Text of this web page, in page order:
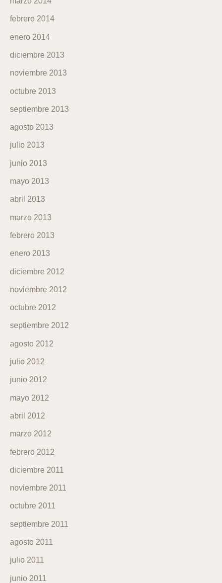
febrero 2014
enero 2014
diciembre 2013
noviembre 2013
octubre 2013
septiembre 2013
agosto 2013
julio 2013
junio 2013
mayo 2013
abril 2013
marzo 2013
febrero 2013
enero 2013
diciembre 2012
noviembre 2012
octubre 2012
septiembre 2012
agosto 2012
julio 2012
junio 2012
mayo 2012
abril 2012
marzo 2012
febrero 2012
diciembre 2011
noviembre 2011
octubre 2011
septiembre 2011
agosto 2011
julio 2011
junio 2011